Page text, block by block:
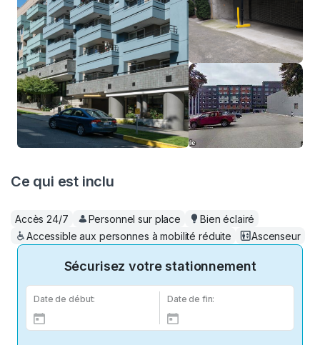
Ce qui est inclu
Accès 24/7 Personnel sur place
Bien éclairé
Accessible aux personnes à mobilité réduite
Ascenseur
Sécurisez votre stationnement
Date de début: Date de fin: